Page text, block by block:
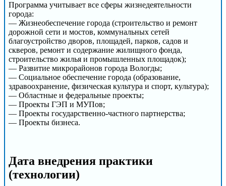
Программа учитывает все сферы жизнедеятельности
города:
— Жизнеобеспечение города (строительство и ремонт
дорожной сети и мостов, коммунальных сетей
благоустройство дворов, площадей, парков, садов и
скверов, ремонт и содержание жилищного фонда,
строительство жилья и промышленных площадок);
— Развитие микрорайонов города Вологды;
— Социальное обеспечение города (образование,
здравоохранение, физическая культура и спорт, культура);
— Областные и федеральные проекты;
— Проекты ГЭП и МУПов;
— Проекты государственно-частного партнерства;
— Проекты бизнеса.
Дата внедрения практики
(технологии)